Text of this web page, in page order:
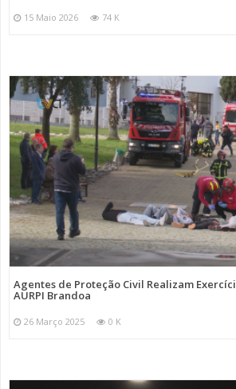
15 Maio 2026 74 K
Agentes de Proteção Civil Realizam
AURPI Brandoa
26 Março 2025 0 K